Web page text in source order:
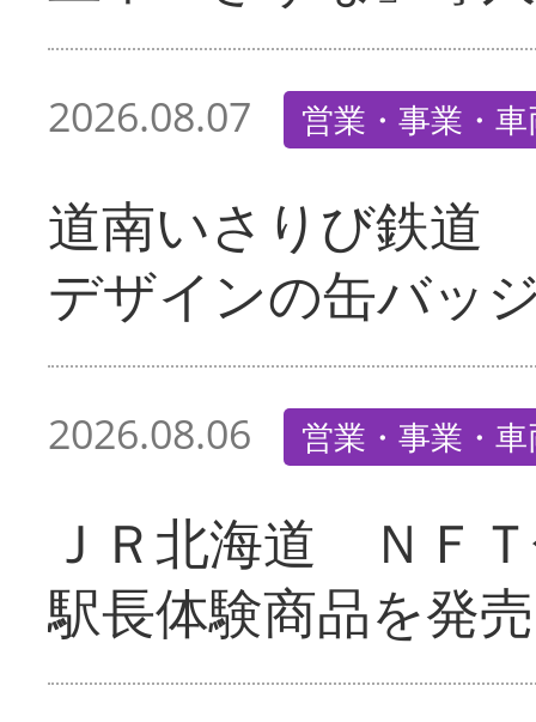
2026.08.07 営業・事業・
道南いさりび鉄道
デザインの缶バッ
2026.08.06 営業・事業・
ＪＲ北海道 ＮＦ
駅長体験商品を発売